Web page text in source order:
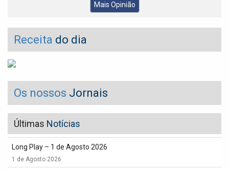
Mais Opinião
Receita do dia
Os nossos Jornais
Últimas Notícias
Long Play – 1 de Agosto 2026
1 de Agosto 2026